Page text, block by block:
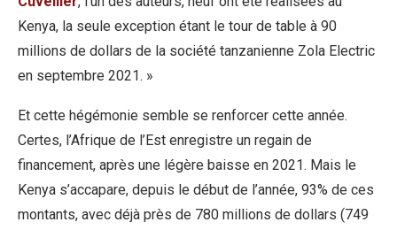
Kenya, la seule exception étant le tour de table à 90
millions de dollars de la société tanzanienne Zola Electric
en septembre 2021. »
Et cette hégémonie semble se renforcer cette année.
Certes, l’Afrique de l’Est enregistre un regain de
financement, après une légère baisse en 2021. Mais le
Kenya s’accapare, depuis le début de l’année, 93% de ces
montants, avec déjà près de 780 millions de dollars (749